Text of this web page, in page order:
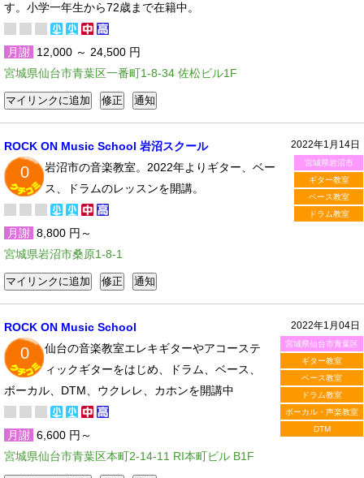
す。小学一年生から72歳まで在籍中。
月謝 12,000 ～ 24,500 円
宮城県仙台市青葉区一番町1-8-34 佐松ビル1F
2022年1月14日
宮城県岩沼市
ギター教室
ベース教室
ドラム教室
ROCK ON Music School 岩沼スクール
0
岩沼市の音楽教室。2022年よりギター、ベー
ス、ドラムのレッスンを開講。
月謝 8,800 円～
宮城県岩沼市桑原1-8-1
2022年1月04日
宮城県仙台市青葉区
ギター教室
ベース教室
ドラム教室
ボーカル・声楽教室
DTM
ROCK ON Music School
0
仙台の音楽教室エレキギターやアコーステ
ィックギターをはじめ、ドラム、ベース、
ボーカル、DTM、ウクレレ、カホンを開講中
月謝 6,600 円～
宮城県仙台市青葉区本町2-14-11 RI本町ビル B1F